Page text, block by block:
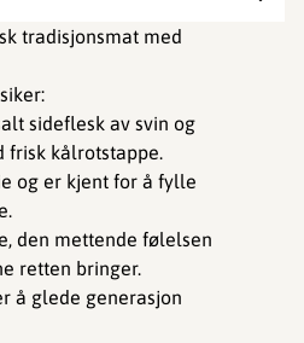
tradisjonsmat med
sideflesk av svin og
frisk kålrotstappe.
og er kjent for å fylle
den mettende følelsen
retten bringer.
å glede generasjon